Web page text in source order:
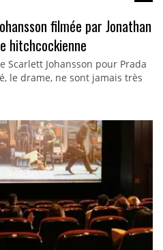
filmée par Jonathan
hitchcockienne
Scarlett Johansson pour Prada
le drame, ne sont jamais très